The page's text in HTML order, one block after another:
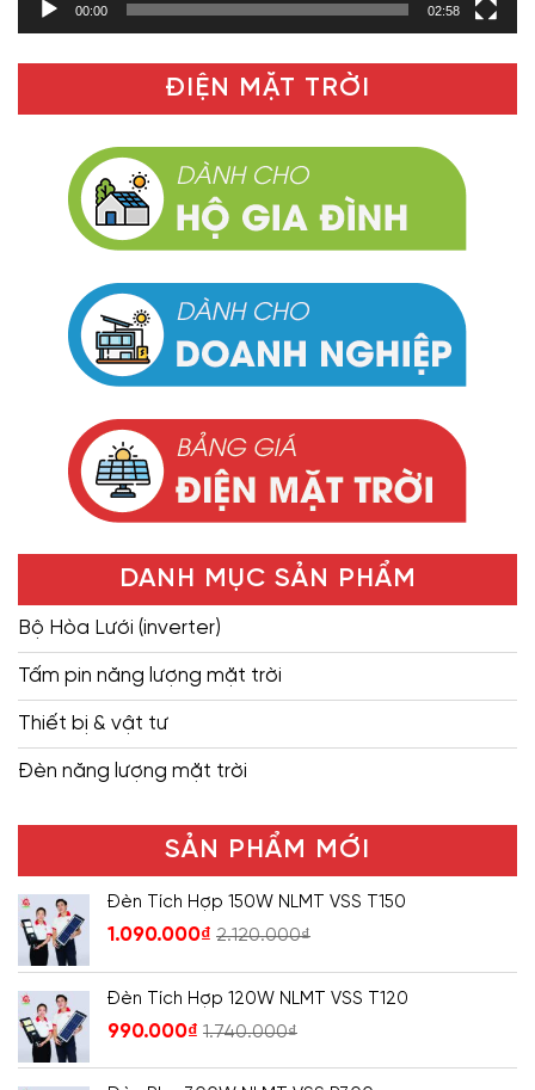
00:00 02:58
ĐIỆN MẶT TRỜI
DANH MỤC SẢN PHẨM
Bộ Hòa Lưới (inverter)
Tấm pin năng lượng mặt trời
Thiết bị & vật tư
Đèn năng lượng mặt trời
SẢN PHẨM MỚI
Đèn Tích Hợp 150W NLMT VSS T150
1.090.000₫ 2.120.000₫
Đèn Tích Hợp 120W NLMT VSS T120
990.000₫ 1.740.000₫